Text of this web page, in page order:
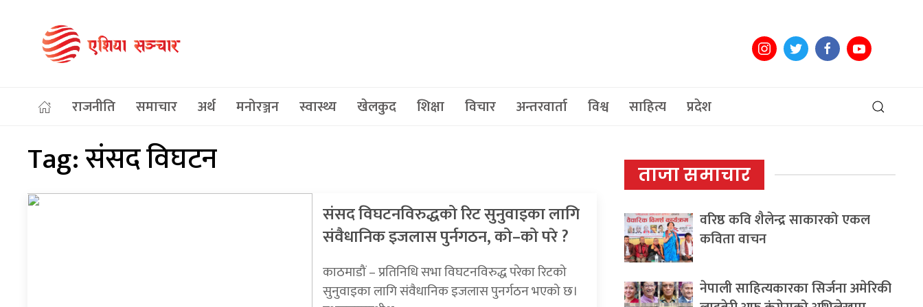
राजनीति समाचार अर्थ मनोरञ्जन स्वास्थ्य खेलकुद शिक्षा विचार अन्तरवार्ता विश्व साहित्य प्रदेश
Tag:संसद विघटन
संसद विघटनविरुद्धको रिट सुनुवाइका लागि
संवैधानिक इजलास पुर्नगठन, को–को परे ?
काठमाडौं – प्रतिनिधि सभा विघटनविरुद्ध परेका रिटको
सुनुवाइका लागि संवैधानिक इजलास पुनर्गठन भएको छ।
ताजा समाचार
वरिष्ठ कवि शैलेन्द्र साकारको एकल
कविता वाचन
नेपाली साहित्यकारका सिर्जना अमेरिकी